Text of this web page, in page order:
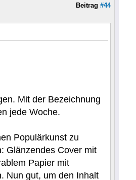
Beitrag #44
Mit der Bezeichnung
jede Woche.
Populärkunst zu
Glänzendes Cover mit
Papier mit
Nun gut, um den Inhalt